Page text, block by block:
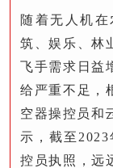
随着无人机
筑、娱乐、林
飞手需求日益
给严重不足，
空器操控员和
示，截至
控员执照，远